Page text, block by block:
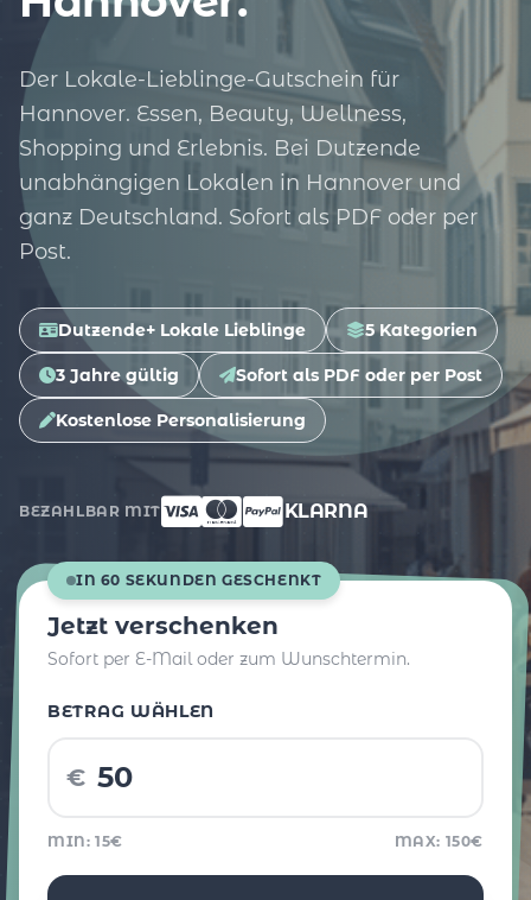
Der Lokale-Lieblinge-Gutschein für
Hannover. Essen, Beauty, Wellness,
Shopping und Erlebnis. Bei Dutzende
unabhängigen Lokalen in Hannover und
ganz Deutschland. Sofort als PDF oder per
Post.
Dutzende+ Lokale Lieblinge 5 Kategorien
3 Jahre gültig Sofort als PDF oder per Post
Kostenlose Personalisierung
BEZAHLBAR MIT KLARNA
IN 60 SEKUNDEN GESCHENKT
Jetzt verschenken
Sofort per E-Mail oder zum Wunschtermin.
BETRAG WÄHLEN
€
MIN: 15€ MAX: 150€